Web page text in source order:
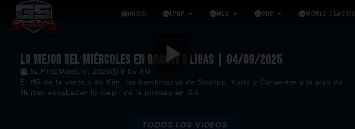
INICIO LVBP MLB SDC WORLD CLASSIC
LO MEJOR DEL MIÉRCOLES EN GRANDES LIGAS | 04/09/2025
SEPTIEMBRE 5, 2025
8:05 AM
El HR de la ventaja de Kim, los bambinazos de Stanton, Kurtz y Carpenter y la joya de
Horton encabezan lo mejor de la jornada en G.L.
TODOS LOS VIDEOS